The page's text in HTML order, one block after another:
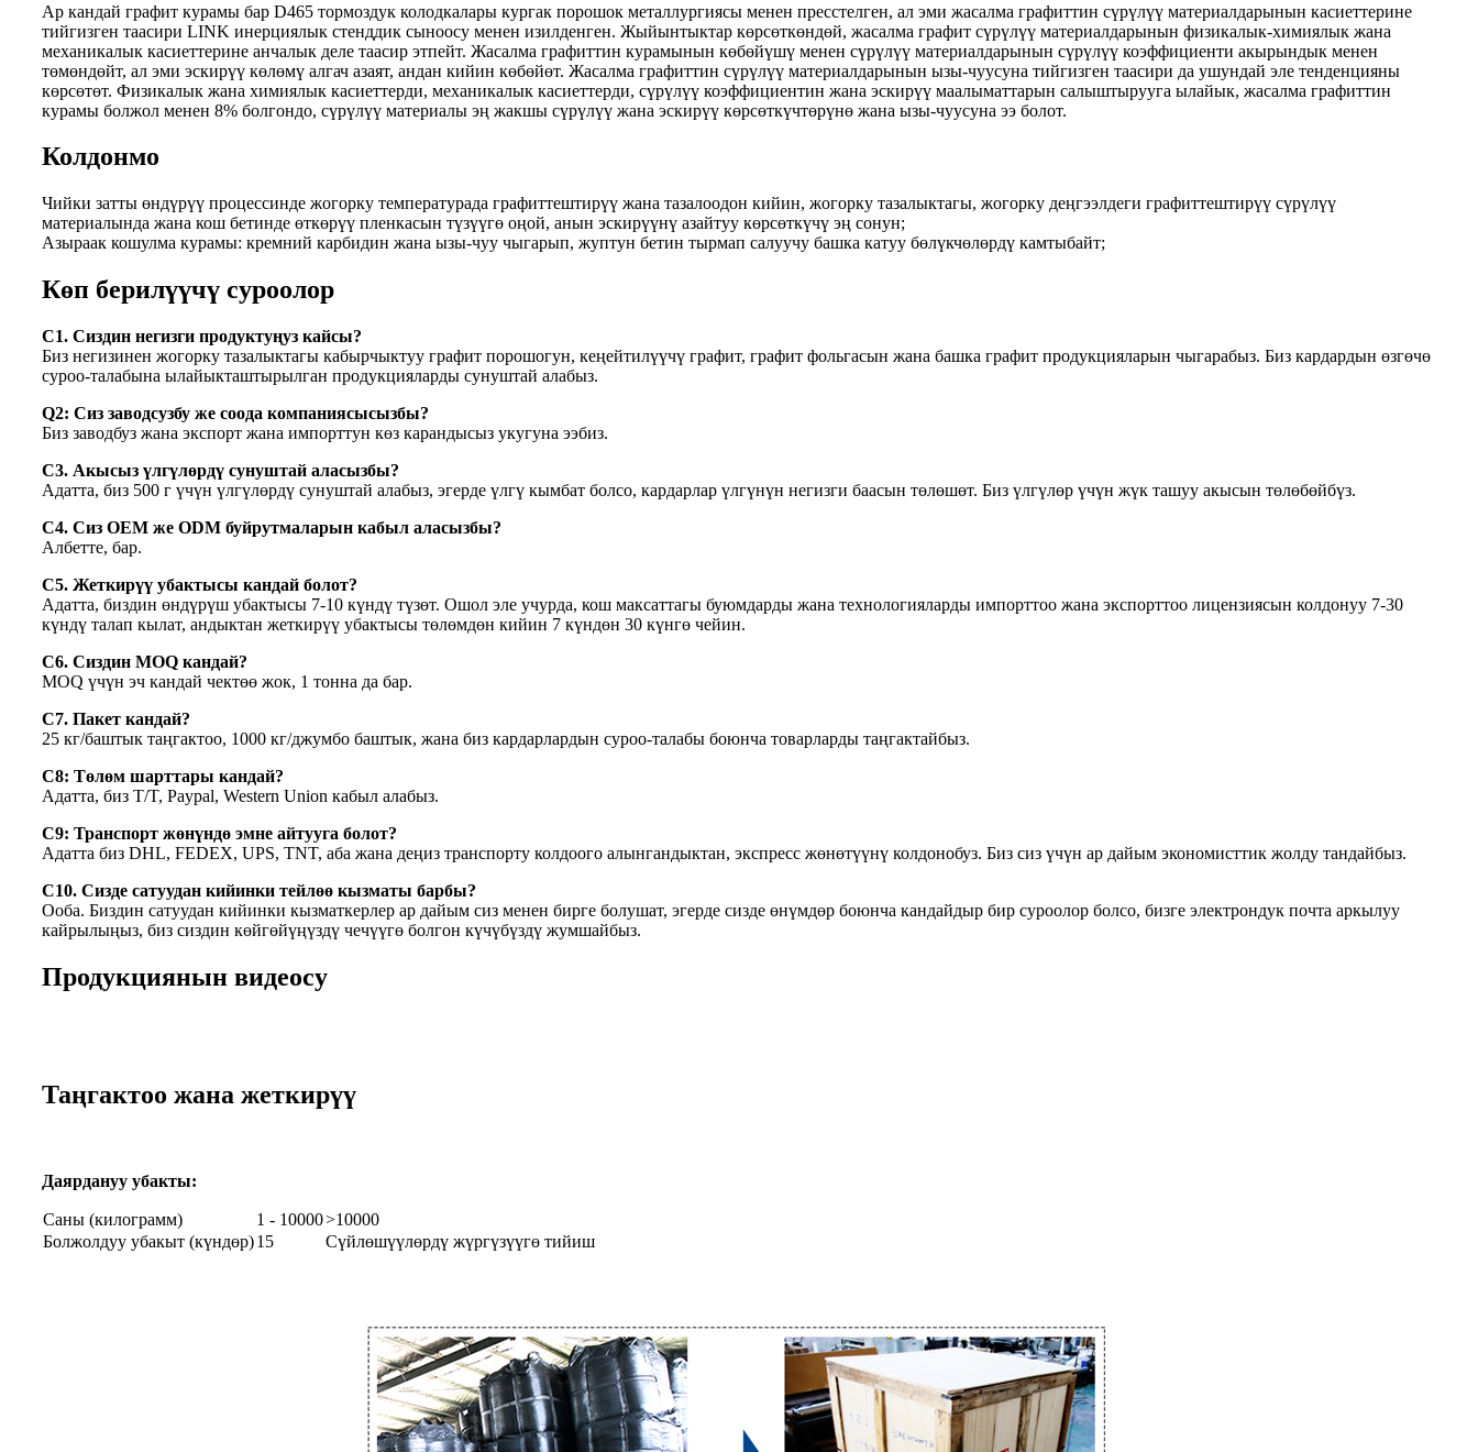
Ар кандай графит курамы бар D465 тормоздук колодкалары кургак порошок металлургиясы менен пресстелген, ал эми жасалма графиттин сүрүлүү материалдарынын касиеттерине
тийгизген таасири LINK инерциялык стенддик сыноосу менен изилденген. Жыйынтыктар көрсөткөндөй, жасалма графит сүрүлүү материалдарынын физикалык-химиялык жана
механикалык касиеттерине анчалык деле таасир этпейт. Жасалма графиттин курамынын көбөйүшү менен сүрүлүү материалдарынын сүрүлүү коэффициенти акырындык менен
төмөндөйт, ал эми эскирүү көлөмү алгач азаят, андан кийин көбөйөт. Жасалма графиттин сүрүлүү материалдарынын ызы-чуусуна тийгизген таасири да ушундай эле тенденцияны
көрсөтөт. Физикалык жана химиялык касиеттерди, механикалык касиеттерди, сүрүлүү коэффициентин жана эскирүү маалыматтарын салыштырууга ылайык, жасалма графиттин
курамы болжол менен 8% болгондо, сүрүлүү материалы эң жакшы сүрүлүү жана эскирүү көрсөткүчтөрүнө жана ызы-чуусуна ээ болот.
Колдонмо
Чийки затты өндүрүү процессинде жогорку температурада графиттештирүү жана тазалоодон кийин, жогорку тазалыктагы, жогорку деңгээлдеги графиттештирүү сүрүлүү
материалында жана кош бетинде өткөрүү пленкасын түзүүгө оңой, анын эскирүүнү азайтуу көрсөткүчү эң сонун;
Азыраак кошулма курамы: кремний карбидин жана ызы-чуу чыгарып, жуптун бетин тырмап салуучу башка катуу бөлүкчөлөрдү камтыбайт;
Көп берилүүчү суроолор
С1. Сиздин негизги продуктуңуз кайсы?
Биз негизинен жогорку тазалыктагы кабырчыктуу графит порошогун, кеңейтилүүчү графит, графит фольгасын жана башка графит продукцияларын чыгарабыз. Биз кардардын өзгөчө
суроо-талабына ылайыкташтырылган продукцияларды сунуштай алабыз.
Q2: Сиз заводсузбу же соода компаниясысызбы?
Биз заводбуз жана экспорт жана импорттун көз карандысыз укугуна ээбиз.
С3. Акысыз үлгүлөрдү сунуштай аласызбы?
Адатта, биз 500 г үчүн үлгүлөрдү сунуштай алабыз, эгерде үлгү кымбат болсо, кардарлар үлгүнүн негизги баасын төлөшөт. Биз үлгүлөр үчүн жүк ташуу акысын төлөбөйбүз.
С4. Сиз OEM же ODM буйрутмаларын кабыл аласызбы?
Албетте, бар.
С5. Жеткирүү убактысы кандай болот?
Адатта, биздин өндүрүш убактысы 7-10 күндү түзөт. Ошол эле учурда, кош максаттагы буюмдарды жана технологияларды импорттоо жана экспорттоо лицензиясын колдонуу 7-30
күндү талап кылат, андыктан жеткирүү убактысы төлөмдөн кийин 7 күндөн 30 күнгө чейин.
С6. Сиздин MOQ кандай?
MOQ үчүн эч кандай чектөө жок, 1 тонна да бар.
С7. Пакет кандай?
25 кг/баштык таңгактоо, 1000 кг/джумбо баштык, жана биз кардарлардын суроо-талабы боюнча товарларды таңгактайбыз.
С8: Төлөм шарттары кандай?
Адатта, биз T/T, Paypal, Western Union кабыл алабыз.
С9: Транспорт жөнүндө эмне айтууга болот?
Адатта биз DHL, FEDEX, UPS, TNT, аба жана деңиз транспорту колдоого алынгандыктан, экспресс жөнөтүүнү колдонобуз. Биз сиз үчүн ар дайым экономисттик жолду тандайбыз.
С10. Сизде сатуудан кийинки тейлөө кызматы барбы?
Ооба. Биздин сатуудан кийинки кызматкерлер ар дайым сиз менен бирге болушат, эгерде сизде өнүмдөр боюнча кандайдыр бир суроолор болсо, бизге электрондук почта аркылуу
кайрылыңыз, биз сиздин көйгөйүңүздү чечүүгө болгон күчүбүздү жумшайбыз.
Продукциянын видеосу
Таңгактоо жана жеткирүү
Даярдануу убакты:
Саны (килограмм) 1 - 10000>10000
Болжолдуу убакыт (күндөр)15 Сүйлөшүүлөрдү жүргүзүүгө тийиш